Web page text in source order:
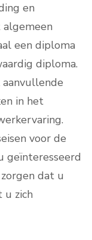
en
een diploma
diploma.
in het
voor de
geïnteresseerd
dat u
u zich